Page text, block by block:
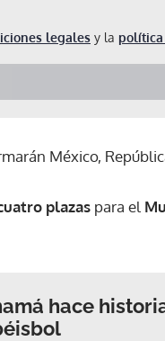
legales y la política
México,
plazas para el
hace